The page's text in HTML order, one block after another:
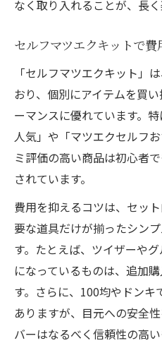
なく取り入れることが、長く
セルフマツエクキットで費
「セルフマツエクキット」
おり、個別にアイテムを買
ーマンスに優れています。
人気」や「マツエクセルフ
ミ評価の高い商品は初心者
されています。
費用を抑えるコツは、セッ
要な道具だけが揃ったシン
す。たとえば、ツイザーや
になっているものは、追加
す。さらに、100均やドンキ
ありますが、目元への安全
バーはなるべく信頼性の高い